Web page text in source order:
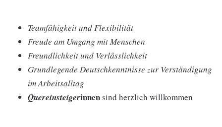
Teamfähigkeit und Flexibilität
Freude am Umgang mit Menschen
Freundlichkeit und Verlässlichkeit
Grundlegende Deutschkenntnisse zur Verständigung
im Arbeitsalltag
Quereinsteigerinnensind herzlich willkommen